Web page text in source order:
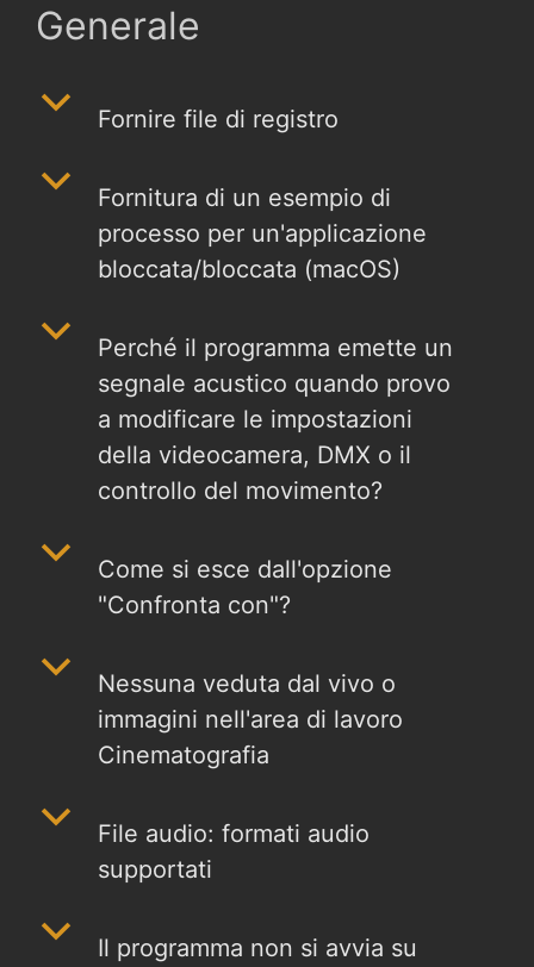
Generale
b Fornire file di registro
b
Fornitura di un esempio di
processo per un'applicazione
bloccata/bloccata (macOS)
b
Perché il programma emette un
segnale acustico quando provo
a modificare le impostazioni
della videocamera, DMX o il
controllo del movimento?
b
Come si esce dall'opzione
"Confronta con"?
b
Nessuna veduta dal vivo o
immagini nell'area di lavoro
Cinematografia
b
File audio: formati audio
supportati
b
Il programma non si avvia su